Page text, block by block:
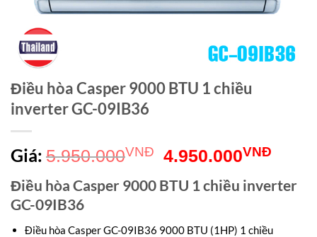
Điều hòa Casper 9000 BTU 1 chiều
inverter GC-09IB36
Giá: 5.950.000VNĐ
Giá
gốc
5.950.000VNĐ.
4.950.000VNĐGiá
hiện
Điều hòa Casper 9000 BTU 1 chiều inverter
GC-09IB36
Điều hòa Casper GC-09IB36 9000 BTU (1HP) 1 chiều